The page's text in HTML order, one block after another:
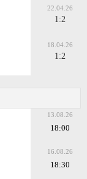
22.04.26
1:2
18.04.26
1:2
13.08.26
18:00
16.08.26
18:30